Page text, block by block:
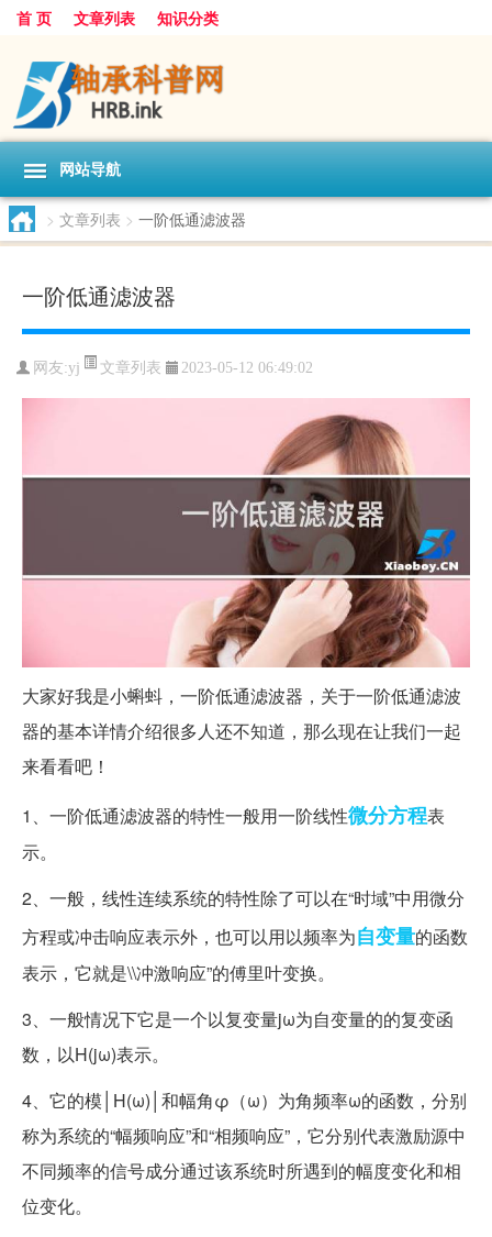
首 页 文章列表 知识分类
网站导航
> 文章列表 > 一阶低通滤波器
一阶低通滤波器
网友:yj 文章列表 2023-05-12 06:49:02
大家好我是小蝌蚪，一阶低通滤波器，关于一阶低通滤波
器的基本详情介绍很多人还不知道，那么现在让我们一起
来看看吧！
1、一阶低通滤波器的特性一般用一阶线性微分方程表
示。
2、一般，线性连续系统的特性除了可以在“时域”中用微分
方程或冲击响应表示外，也可以用以频率为自变量的函数
表示，它就是\\冲激响应”的傅里叶变换。
3、一般情况下它是一个以复变量jω为自变量的的复变函
数，以H(jω)表示。
4、它的模│H(ω)│和幅角φ（ω）为角频率ω的函数，分别
称为系统的“幅频响应”和“相频响应”，它分别代表激励源中
不同频率的信号成分通过该系统时所遇到的幅度变化和相
位变化。